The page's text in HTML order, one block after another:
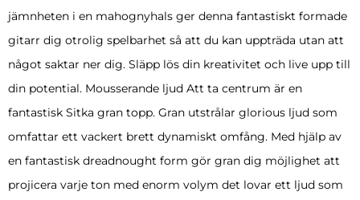
jämnheten i en mahognyhals ger denna fantastiskt formade
gitarr dig otrolig spelbarhet så att du kan uppträda utan att
något saktar ner dig. Släpp lös din kreativitet och live upp till
din potential. Mousserande ljud Att ta centrum är en
fantastisk Sitka gran topp. Gran utstrålar glorious ljud som
omfattar ett vackert brett dynamiskt omfång. Med hjälp av
en fantastisk dreadnought form gör gran dig möjlighet att
projicera varje ton med enorm volym det lovar ett ljud som